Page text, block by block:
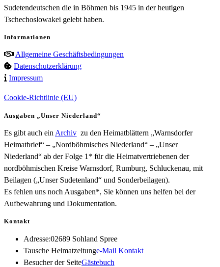
Sudetendeutschen die in Böhmen bis 1945 in der heutigen
Tschechoslowakei gelebt haben.
Informationen
Allgemeine Geschäftsbedingungen
Datenschutzerklärung
Impressum
Cookie-Richtlinie (EU)
Ausgaben „Unser Niederland“
Es gibt auch ein Archiv zu den Heimatblättern „Warnsdorfer
Heimatbrief“ – „Nordböhmisches Niederland“ – „Unser
Niederland“ ab der Folge 1* für die Heimatvertriebenen der
nordböhmischen Kreise Warnsdorf, Rumburg, Schluckenau, mit
Beilagen („Unser Sudetenland“ und Sonderbeilagen).
Es fehlen uns noch Ausgaben*, Sie können uns helfen bei der
Aufbewahrung und Dokumentation.
Kontakt
Adresse:02689 Sohland Spree
Tausche Heimatzeitunge-Mail KontaktOpens
Besucher der SeiteGästebuch